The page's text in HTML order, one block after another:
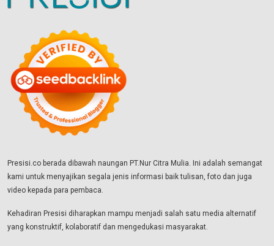
Presisi.co berada dibawah naungan PT.Nur Citra Mulia. Ini adalah semangat
kami untuk menyajikan segala jenis informasi baik tulisan, foto dan juga
video kepada para pembaca.
Kehadiran Presisi diharapkan mampu menjadi salah satu media alternatif
yang konstruktif, kolaboratif dan mengedukasi masyarakat.